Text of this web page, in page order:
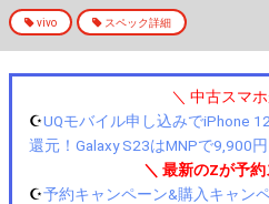
vivo スペック詳細
＼ 中古スマ
☪️UQモバイル申し込みでiPhone
還元！Galaxy S23はMNPで9,900円
＼ 最新のZが予
☪️予約キャンペーン&購入キャン